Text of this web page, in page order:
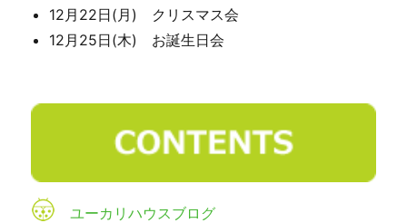
12月22日(月) クリスマス会
12月25日(木) お誕生日会
ユーカリハウスブログ